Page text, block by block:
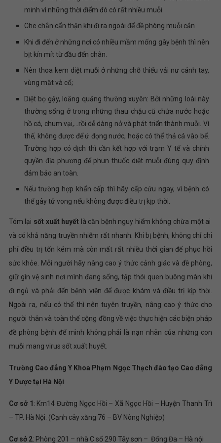
minh vì những thời điểm đó có rất nhiều muỗi.
Che chắn cẩn thận khi đi ra ngoài để đề phòng muỗi cắn
Khi đi đến ở những nơi có nhiều mầm mống gây bệnh thì nên
bịt kín mít từ đầu đến chân.
Nên thoa kem diệt muỗi ở những chỗ thiếu vải nư cánh tay,
vùng mặt và cổ;
Diệt bọ gậy, loăng quăng thường xuyên: Bởi những loài này
thường sống ở trong những thau chậu cũ chứa nước hoặc
hồ cá, chum vại,…rồi dễ dàng nở và phát triển thành muỗi. Vì
thế, không được để ứ đọng nước, hoặc có thể thả cá vào bể.
Trường hợp có dịch thì cần kết hợp với trạm Y tế và chính
quyền địa phương để phun thuốc diệt muỗi đúng quy định
đảm bảo an toàn.
Nếu trường hợp khẩn cấp thì hãy cấp cứu ngay, vì bệnh có
thể gây tử vong nếu không được điều trị kịp thời.
Tóm lại sốt xuất huyết là căn bệnh nguy hiểm không chừa một ai
và có khả năng truyền nhiễm rất nhanh. Khi bị bệnh, không chỉ chi
phí điều trị tốn kém mà còn mất rất nhiều thời gian để phục hồi
sức khỏe. Mỗi người hãy nâng cao ý thức cảnh giác và đề phòng,
giữ gìn vệ sinh nơi mình đang sống, tập thói quen buông màn khi
đi ngủ và phải đến bệnh viện để được khám và điều trị kịp thời.
Ngoài ra, nếu có thể thì nên tuyên truyền, nâng cao ý thức cho
người thân và toàn thể cộng đồng về việc thực hiện các biện pháp
đề phòng bệnh để mình không phải là nạn nhân của những con
muỗi mang virus sốt xuất huyết.
Trường Cao đẳng Y Khoa Phạm Ngọc Thạch đào tạo Cao đẳng
Y Dược tại Hà Nội
Cơ sở 1 : Km14 Đường Ngọc Hồi – Xã Ngọc Hồi – Huyện Thanh Trì
– TP. Hà Nội. (Cạnh cây xăng 76 – BV Nông Nghiệp)
Cơ sở 2: Phòng 201 – nhà C số 290 Tây sơn – Đống Đa – Hà nội